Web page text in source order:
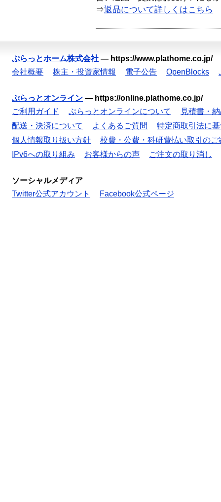
⇒返品について詳しくはこちら
ぷらっとホーム株式会社 — https://www.plathome.co.jp/
会社概要
株主・投資家情報 電子公告 OpenBlocks
ぷらっとオンライン — https://online.plathome.co.jp/
ご利用ガイド
ぷらっとオンラインについて
見積書・
配送・決済について
よくあるご質問
特定商取引法に
個人情報取り扱い方針
校費・公費・科研費払い取引のご
IPv6への取り組み
お客様からの声 ご注文の取り消し
ソーシャルメディア
Twitter公式アカウント
Facebook公式ページ